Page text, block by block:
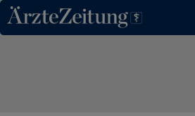
Direkt zum Inhaltsbereich